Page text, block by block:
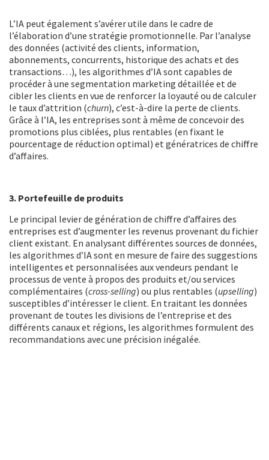
L’IA peut également s’avérer utile dans le cadre de
l’élaboration d’une stratégie promotionnelle. Par l’analyse
des données (activité des clients, information,
abonnements, concurrents, historique des achats et des
transactions…), les algorithmes d’IA sont capables de
procéder à une segmentation marketing détaillée et de
cibler les clients en vue de renforcer la loyauté ou de calculer
le taux d’attrition (churn), c’est-à-dire la perte de clients.
Grâce à l’IA, les entreprises sont à même de concevoir des
promotions plus ciblées, plus rentables (en fixant le
pourcentage de réduction optimal) et génératrices de chiffre
d’affaires.
3. Portefeuille de produits
Le principal levier de génération de chiffre d’affaires des
entreprises est d’augmenter les revenus provenant du fichier
client existant. En analysant différentes sources de données,
les algorithmes d’IA sont en mesure de faire des suggestions
intelligentes et personnalisées aux vendeurs pendant le
processus de vente à propos des produits et/ou services
complémentaires (cross-selling) ou plus rentables (upselling)
susceptibles d’intéresser le client. En traitant les données
provenant de toutes les divisions de l’entreprise et des
différents canaux et régions, les algorithmes formulent des
recommandations avec une précision inégalée.